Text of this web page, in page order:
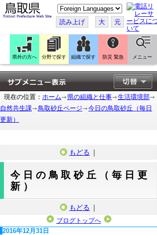
こ
の
ペ
ー
ジ
翻
訳
す
る
読み上げ 大 元
県外の方へ 分野で探す 組織で探す 防災 緊急 メニュー
現在の位置： ホーム 県の組織と仕事
生活環境部
自然共生課
鳥取砂丘ページ
今日の鳥取砂丘（毎日
更新）
もどる ｜
今日の鳥取砂丘（毎日更
新）
もどる ｜
ブログトップへ
2016年12月31日